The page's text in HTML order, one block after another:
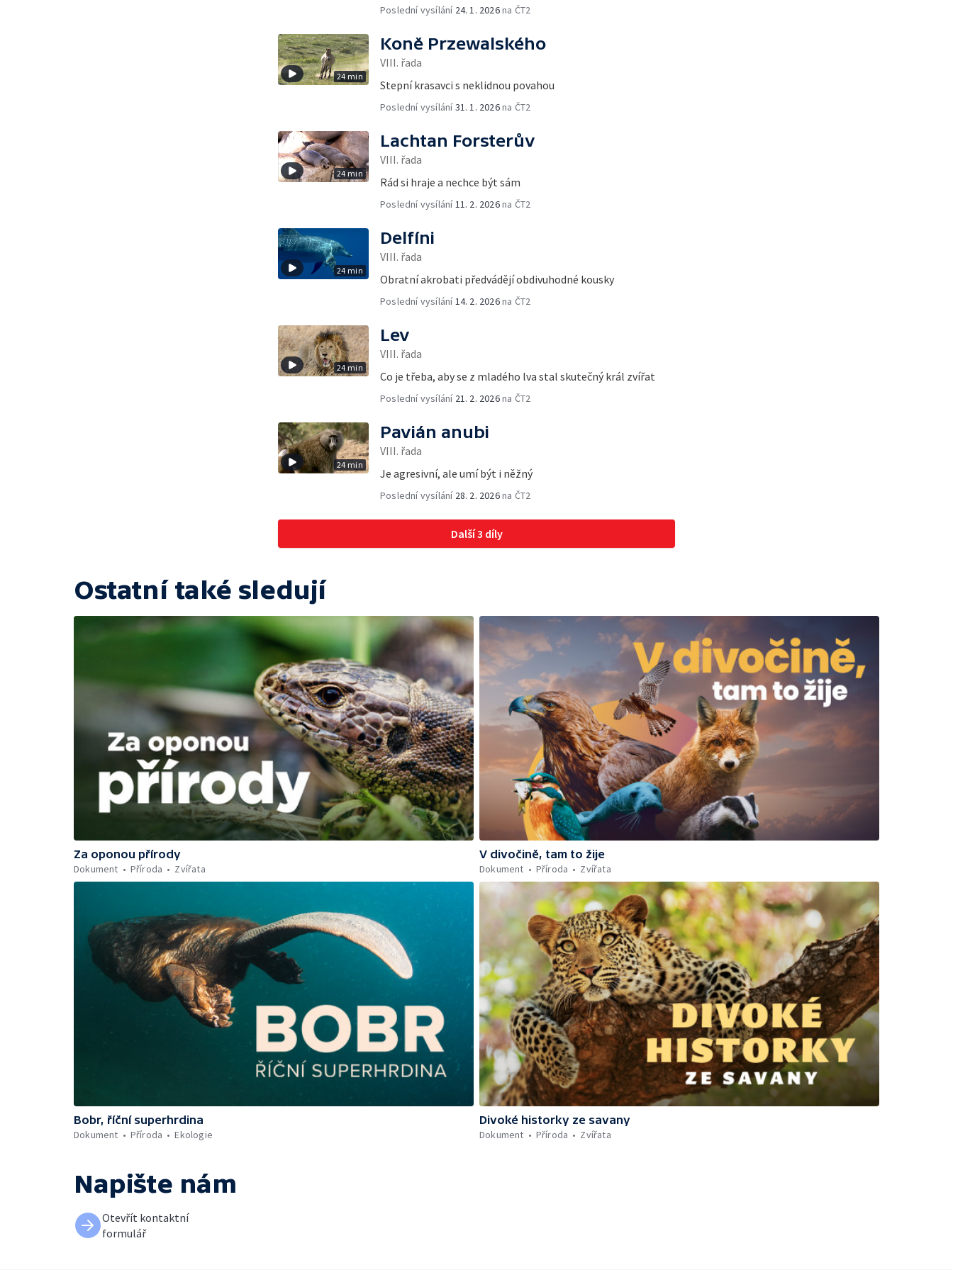
Poslední vysílání 24. 1. 2026na ČT2
24 min
Koně Przewalského
VIII. řada
Stepní krasavci s neklidnou povahou
Poslední vysílání31. 1. 2026na ČT2
24 min
Lachtan Forsterův
VIII. řada
Rád si hraje a nechce být sám
Poslední vysílání 11. 2. 2026na ČT2
24 min
Delfíni
VIII. řada
Obratní akrobati předvádějí obdivuhodné kousky
Poslední vysílání 14. 2. 2026na ČT2
24 min
Lev
VIII. řada
Co je třeba, aby se z mladého lva stal skutečný král zvířat
Poslední vysílání 21. 2. 2026na ČT2
24 min
Pavián anubi
VIII. řada
Je agresivní, ale umí být i něžný
Poslední vysílání 28. 2. 2026na ČT2
Další 3 díly
Ostatní také sledují
Za oponou přírody
Dokument
Příroda Zvířata
V divočině, tam to žije
Dokument
Příroda Zvířata
Bobr, říční superhrdina
Dokument
Příroda Ekologie
Divoké historky ze savany
Dokument
Příroda Zvířata
Napište nám
Otevřít kontaktní
formulář